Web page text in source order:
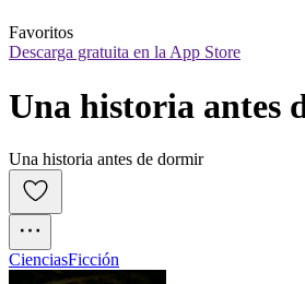
Favoritos
Descarga gratuita en la App Store
Una historia antes
Una historia antes de dormir
CienciasFicción